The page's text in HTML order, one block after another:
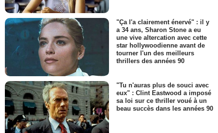
"Ça l'a clairement énervé" : il y
a 34 ans, Sharon Stone a eu
une vive altercation avec cette
star hollywoodienne avant de
tourner l'un des meilleurs
thrillers des années 90
"Tu n'auras plus de souci avec
eux" : Clint Eastwood a imposé
sa loi sur ce thriller voué à un
beau succès dans les années 90